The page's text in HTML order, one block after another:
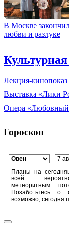
В Москве
любви и разлуке
Лекция-кинопоказ
Выставка «Лики
Опера «Любовный
Гороскоп
Планы на
всей
метеоритным
Позаботьтесь о
возможно, сегодня